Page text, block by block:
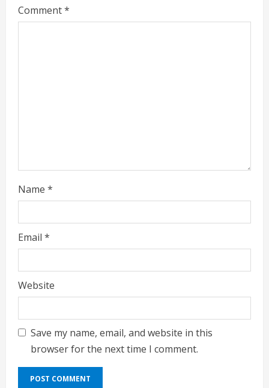
e
Comment*
Name *
Email *
Website
Save my name, email, and website in this
browser for the next time I comment.